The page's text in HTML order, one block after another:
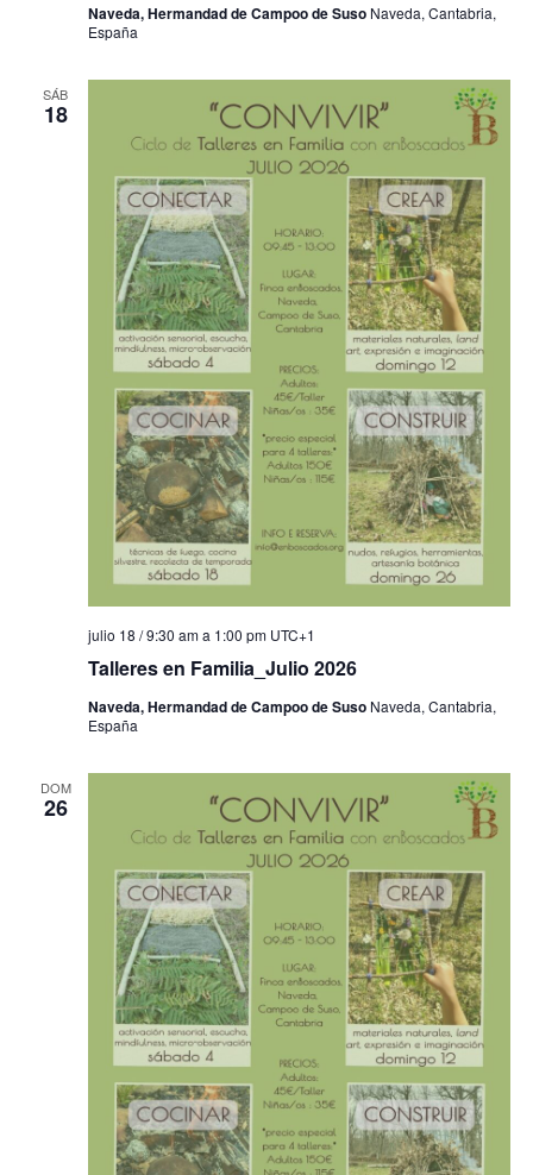
Naveda, Hermandad de Campoo de Suso Naveda, Cantabria,
España
SÁB
18
Talleres en Familia_Julio 2026
julio 18 / 9:30 ama 1:00 pm UTC+1
Naveda, Hermandad de Campoo de Suso Naveda, Cantabria,
España
DOM
26